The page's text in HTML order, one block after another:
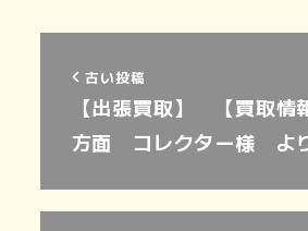
古い投稿
【出張買取】 【買取情
方面 コレクター様